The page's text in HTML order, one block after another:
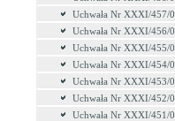
Uchwała Nr XXXI/457/
Uchwała Nr XXXI/456/
Uchwała Nr XXXI/455/
Uchwała Nr XXXI/454/
Uchwała Nr XXXI/453/
Uchwała Nr XXXI/452/
Uchwała Nr XXXI/451/